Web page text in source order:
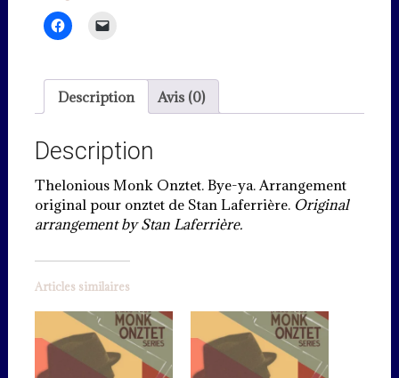
Description Avis (0)
Description
Thelonious Monk Onztet. Bye-ya. Arrangement
original pour onztet de Stan Laferrière. Original
arrangement by Stan Laferrière.
Articles similaires